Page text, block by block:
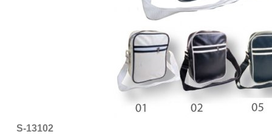
S-13102